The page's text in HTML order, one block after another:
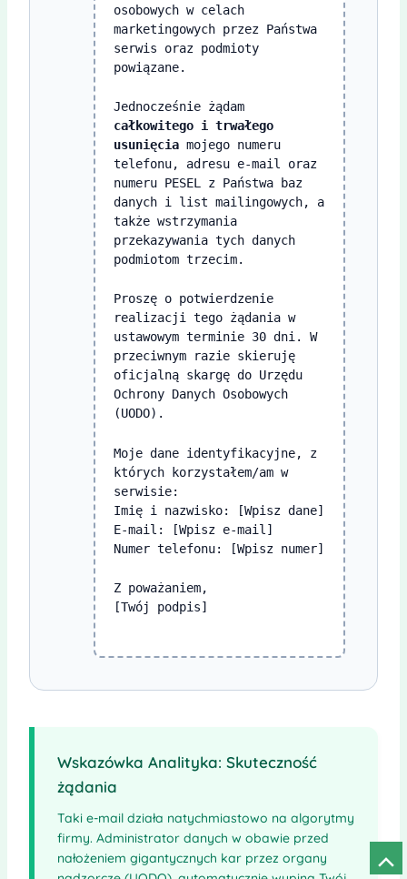
osobowych w celach
marketingowych przez Państwa
serwis oraz podmioty
powiązane.
Jednocześnie żądam
całkowitego i trwałego
usunięciamojego numeru
telefonu, adresu e-mail oraz
numeru PESEL z Państwa baz
danych i list mailingowych, a
także wstrzymania
przekazywania tych danych
podmiotom trzecim.
Proszę o potwierdzenie
realizacji tego żądania w
ustawowym terminie 30 dni. W
przeciwnym razie skieruję
oficjalną skargę do Urzędu
Ochrony Danych Osobowych
(UODO).
Moje dane identyfikacyjne, z
których korzystałem/am w
serwisie:
Imię i nazwisko: [Wpisz dane]
E-mail: [Wpisz e-mail]
Numer telefonu: [Wpisz numer]
Z poważaniem,
[Twój podpis]
Wskazówka Analityka: Skuteczność
żądania
Taki e-mail działa natychmiastowo na algorytmy
firmy. Administrator danych w obawie przed
nałożeniem gigantycznych kar przez organy